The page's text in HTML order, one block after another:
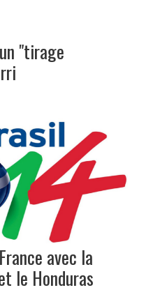
"tirage
avec la
le Honduras